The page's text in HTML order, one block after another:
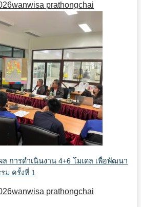
wanwisa prathongchai
การดำเนินงาน 4+6 โมเดล เพื่อพัฒนา
ม ครั้งที่ 1
wanwisa prathongchai